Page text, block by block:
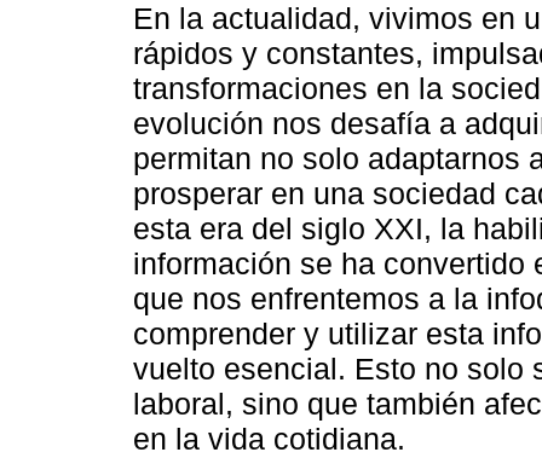
En la actualidad, vivimos en
rápidos y constantes,
transformaciones en la
evolución nos desafía a
permitan no solo adaptarnos
prosperar en una sociedad
esta era del siglo XXI, la
información se ha
que nos enfrentemos a la
comprender y utilizar esta
vuelto esencial. Esto no solo
laboral, sino que también
en la vida cotidiana.